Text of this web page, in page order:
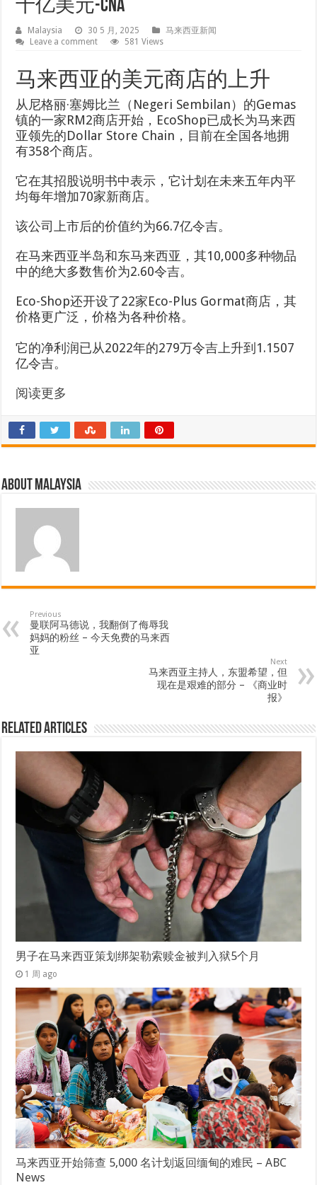
十亿美元-CNA
Malaysia 30 5 月, 2025
马来西亚新闻
Leave a comment
581 Views
马来西亚的美元商店的上升
从尼格丽·塞姆比兰（Negeri Sembilan）的Gemas
镇的一家RM2商店开始，EcoShop已成长为马来西
亚领先的Dollar Store Chain，目前在全国各地拥
有358个商店。
它在其招股说明书中表示，它计划在未来五年内平
均每年增加70家新商店。
该公司上市后的价值约为66.7亿令吉。
在马来西亚半岛和东马来西亚，其10,000多种物品
中的绝大多数售价为2.60令吉。
Eco-Shop还开设了22家Eco-Plus Gormat商店，其
价格更广泛，价格为各种价格。
它的净利润已从2022年的279万令吉上升到1.1507
亿令吉。
阅读更多
About Malaysia
Previous
曼联阿马德说，我翻倒了侮辱我
妈妈的粉丝 – 今天免费的马来西
亚
Next
马来西亚主持人，东盟希望，但
现在是艰难的部分 – 《商业时
报》
Related Articles
男子在马来西亚策划绑架勒索赎金被判入狱5个月
1 周 ago
马来西亚开始筛查 5,000 名计划返回缅甸的难民 – ABC
News